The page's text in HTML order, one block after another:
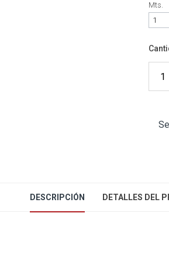
Mts.
DESCRIPCIÓN DETALLES DEL